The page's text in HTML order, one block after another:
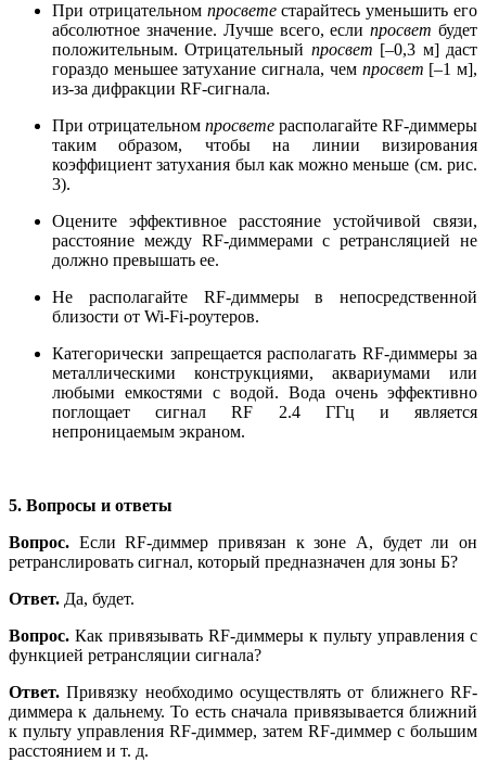
При отрицательном просветестарайтесь уменьшить его
абсолютное значение. Лучше всего, еслипросветбудет
положительным. Отрицательный просвет [–0,3 м] даст
гораздо меньшее затухание сигнала, чем просвет [–1 м],
из-за дифракции RF-сигнала.
При отрицательном просвете располагайте RF-диммеры
таким образом, чтобы на линии визирования
коэффициент затухания был как можно меньше (см. рис.
3).
Оцените эффективное расстояние устойчивой связи,
расстояние между RF-диммерами с ретрансляцией не
должно превышать ее.
Не располагайте RF-диммеры в непосредственной
близости от Wi-Fi-роутеров.
Категорически запрещается располагать RF-диммеры за
металлическими конструкциями, аквариумами или
любыми емкостями с водой. Вода очень эффективно
поглощает сигнал RF 2.4 ГГц и является
непроницаемым экраном.
5. Вопросы и ответы
Вопрос. Если RF-диммер привязан к зоне А, будет ли он
ретранслировать сигнал, который предназначен для зоны Б?
Ответ. Да, будет.
Вопрос. Как привязывать RF-диммеры к пульту управления с
функцией ретрансляции сигнала?
Ответ.Привязку необходимо осуществлять от ближнего RF-
диммера к дальнему. То есть сначала привязывается ближний
к пульту управления RF-диммер, затем RF-диммер с большим
расстоянием и т. д.